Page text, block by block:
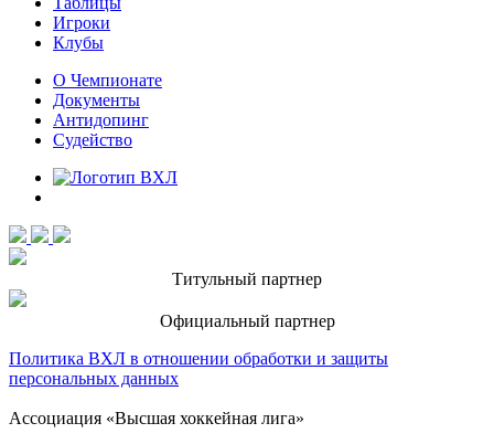
Игроки
Клубы
О Чемпионате
Документы
Антидопинг
Судейство
Титульный партнер
Официальный партнер
Политика ВХЛ в отношении обработки и защиты
персональных данных
Ассоциация «Высшая хоккейная лига»